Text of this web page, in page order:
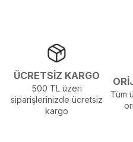
ÜCRETSİZ KARGO
500 TL üzeri
siparişlerinizde ücretsiz
kargo
Tüm